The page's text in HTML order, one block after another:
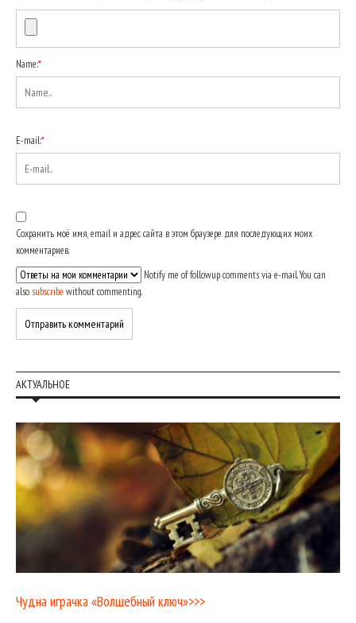
Name:*
E-mail:*
Сохранить моё имя, email и адрес сайта в этом браузере для последующих моих
комментариев.
Notify me of followup comments via e-mail. You can
also subscribe without commenting.
АКТУАЛЬНОЕ
Чудна играчка «Волшебный ключ»>>>